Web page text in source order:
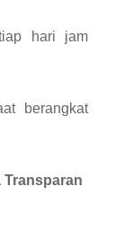
hari jam
berangkat
Transparan